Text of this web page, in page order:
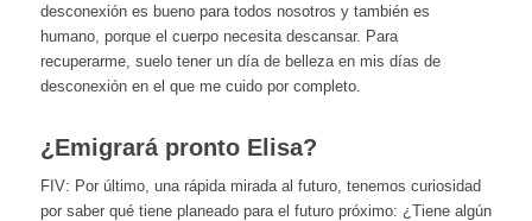
desconexión es bueno para todos nosotros y también es
humano, porque el cuerpo necesita descansar. Para
recuperarme, suelo tener un día de belleza en mis días de
desconexión en el que me cuido por completo.
¿Emigrará pronto Elisa?
FIV: Por último, una rápida mirada al futuro, tenemos curiosidad
por saber qué tiene planeado para el futuro próximo: ¿Tiene algún